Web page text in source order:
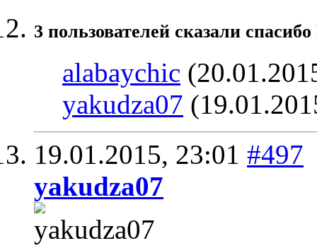
3 пользователей сказали
alabaychic
yakudza07
19.01.2015, 23:01 #497
yakudza07